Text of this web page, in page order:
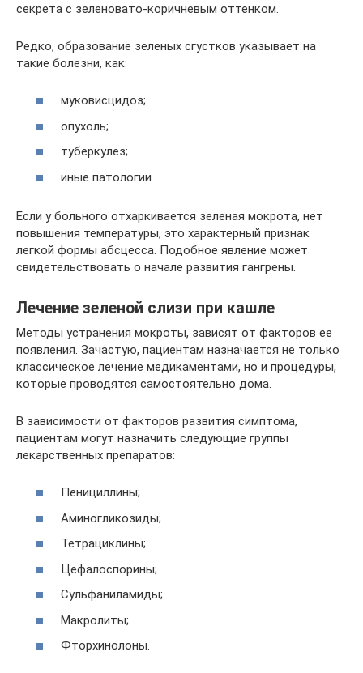
секрета с зеленовато-коричневым оттенком.
Редко, образование зеленых сгустков указывает на
такие болезни, как:
муковисцидоз;
опухоль;
туберкулез;
иные патологии.
Если у больного отхаркивается зеленая мокрота, нет
повышения температуры, это характерный признак
легкой формы абсцесса. Подобное явление может
свидетельствовать о начале развития гангрены.
Лечение зеленой слизи при кашле
Методы устранения мокроты, зависят от факторов ее
появления. Зачастую, пациентам назначается не только
классическое лечение медикаментами, но и процедуры,
которые проводятся самостоятельно дома.
В зависимости от факторов развития симптома,
пациентам могут назначить следующие группы
лекарственных препаратов:
Пенициллины;
Аминогликозиды;
Тетрациклины;
Цефалоспорины;
Сульфаниламиды;
Макролиты;
Фторхинолоны.